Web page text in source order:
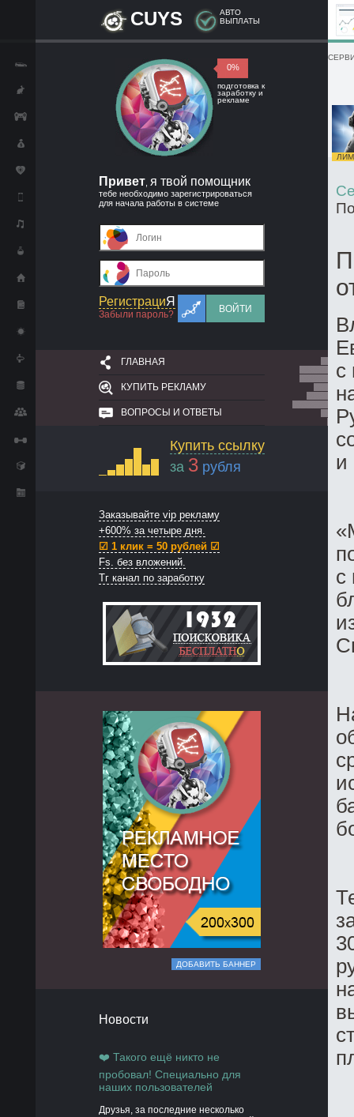
CUYS
АВТО
ВЫПЛАТЫ
0%
подготовка к
заработку и
рекламе
Привет я твой помощник
тебе необходимо зарегистрироваться
для начала работы в системе
РегистрациЯ
Забыли пароль?
ВОЙТИ
ГЛАВНАЯ
КУПИТЬ РЕКЛАМУ
ВОПРОСЫ И ОТВЕТЫ
Купить ссылку
за 3 рубля
Заказывайте vip рекламу
+600% за четыре дня.
☑ 1 клик = 50 рублей ☑
Fs. без вложений.
Тг канал по заработку
ДОБАВИТЬ БАННЕР
Новости
❤️ Такого ещё никто не
пробовал! Специально для
наших пользователей
Друзья, за последние несколько
с
и
с